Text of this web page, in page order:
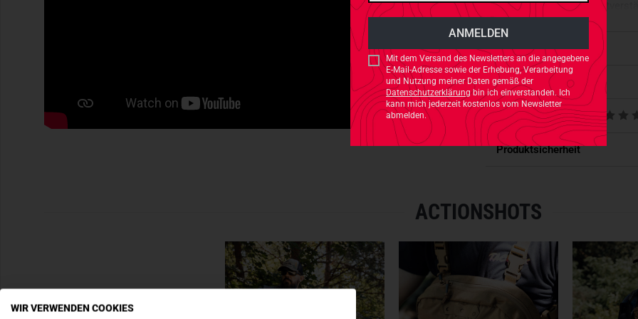
Mit dem Versand des Newsletters an die angegebene
E-Mail-Adresse sowie der Erhebung, Verarbeitung
und Nutzung meiner Daten gemäß der
Datenschutzerklärungbin ich einverstanden. Ich
kann mich jederzeit kostenlos vom Newsletter
abmelden.
Außenseite steht
Die Klappe der Brusttasche
organisierte Inhalt gut
vielseitigen Taschen,
penibel sortiert werden und
Organizer mit transparentem
Die innere Rückwand der
Einsätzen kompatibel ist.
- Zwei elastische Taschen
- Kompatibel mit M.O.L.L.E. -
- Elastische Kordel an der
- Interner Organizer
- Internes Velours-Paneel,
Eigenschaften
Passt dazu
Produktbewertungen
Produktsicherheit
ACTIONSHOTS
WIR VERWENDEN COOKIES